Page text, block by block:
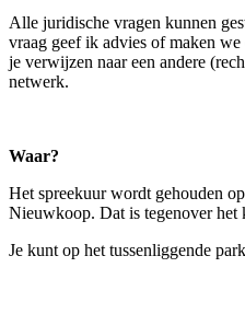
Alle juridische vragen kunnen
vraag geef ik advies of maken
je verwijzen naar een andere
netwerk.
Waar?
Het spreekuur wordt gehouden
Nieuwkoop. Dat is tegenover het
Je kunt op het tussenliggende